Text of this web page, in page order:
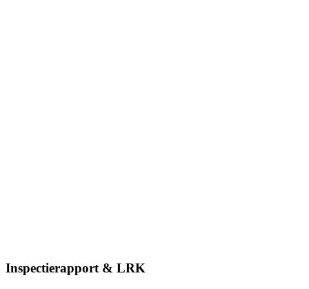
Inspectierapport & LRK